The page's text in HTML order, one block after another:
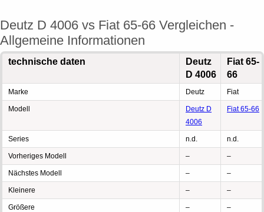
Deutz D 4006 vs Fiat 65-66 Vergleichen -
Allgemeine Informationen
technische daten
Deutz
D 4006
Fiat 65-
66
Marke Deutz Fiat
Modell
Deutz D
4006
Fiat 65-66
Series n.d. n.d.
Vorheriges Modell – –
Nächstes Modell – –
Kleinere – –
Größere – –